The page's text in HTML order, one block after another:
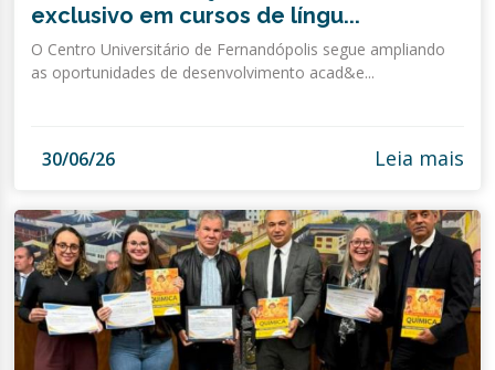
exclusivo em cursos de língu...
O Centro Universitário de Fernandópolis segue ampliando
as oportunidades de desenvolvimento acad&e...
30/06/26 Leia mais